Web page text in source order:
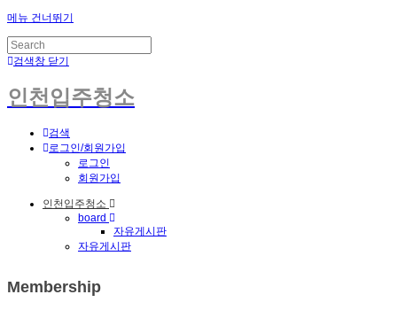
메뉴 건너뛰기
검색창 닫기
인천입주청소
검색
로그인/회원가입
로그인
회원가입
인천입주청소
board
자유게시판
자유게시판
Membership